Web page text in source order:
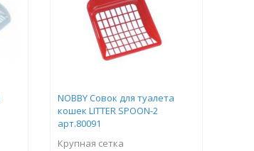
NOBBY Совок для туалета
кошек LITTER SPOON-2
арт.80091
Крупная сетка